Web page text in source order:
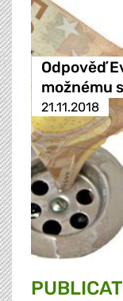
Odpověď
možnému
21.11.2018